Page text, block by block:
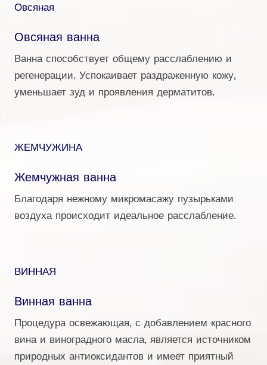
Овсяная
Овсяная ванна
Ванна способствует общему расслаблению и
регенерации. Успокаивает раздраженную кожу,
уменьшает зуд и проявления дерматитов.
ЖЕМЧУЖИНА
Жемчужная ванна
Благодаря нежному микромасажу пузырьками
воздуха происходит идеальное расслабление.
ВИННАЯ
Винная ванна
Процедура освежающая, с добавлением красного
вина и виноградного масла, является источником
природных антиоксидантов и имеет приятный